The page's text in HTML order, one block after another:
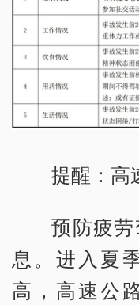
提醒：高
预防疲
息。进入夏
高，高速公